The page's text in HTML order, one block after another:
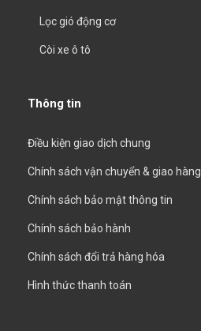
Lọc gió động cơ
Còi xe ô tô
Thông tin
Điều kiện giao dịch chung
Chính sách vận chuyển & giao hàng
Chính sách bảo mật thông tin
Chính sách bảo hành
Chính sách đổi trả hàng hóa
Hình thức thanh toán